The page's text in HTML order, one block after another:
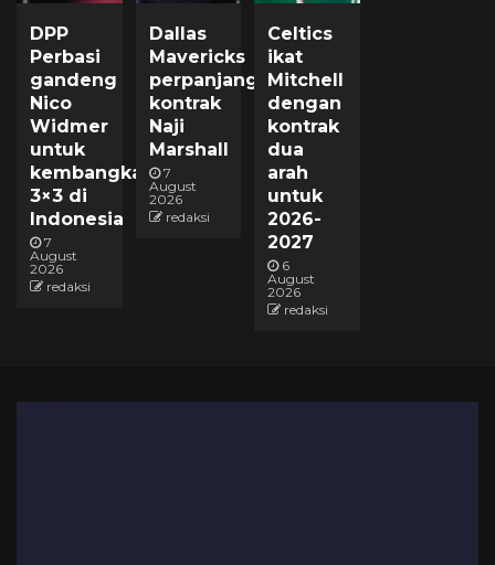
DPP
Perbasi
gandeng
Nico
Widmer
untuk
kembangkan
3×3 di
Indonesia
7
August
2026
redaksi
Dallas
Mavericks
perpanjang
kontrak
Naji
Marshall
7
August
2026
redaksi
Celtics
ikat
Mitchell
dengan
kontrak
dua
arah
untuk
2026-
2027
6
August
2026
redaksi